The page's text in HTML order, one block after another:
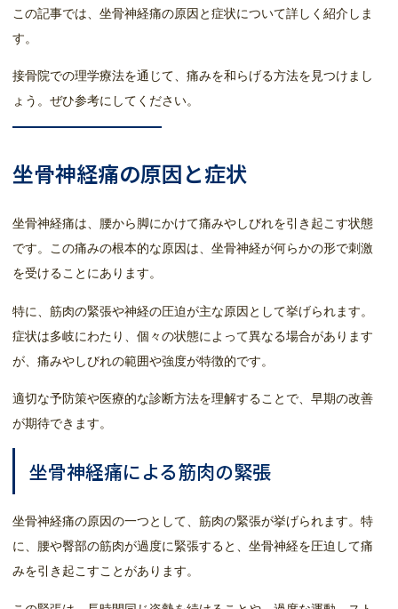
この記事では、坐骨神経痛の原因と症状について詳しく紹介しま
す。
接骨院での理学療法を通じて、痛みを和らげる方法を見つけまし
ょう。ぜひ参考にしてください。
坐骨神経痛の原因と症状
坐骨神経痛は、腰から脚にかけて痛みやしびれを引き起こす状態
です。この痛みの根本的な原因は、坐骨神経が何らかの形で刺激
を受けることにあります。
特に、筋肉の緊張や神経の圧迫が主な原因として挙げられます。
症状は多岐にわたり、個々の状態によって異なる場合があります
が、痛みやしびれの範囲や強度が特徴的です。
適切な予防策や医療的な診断方法を理解することで、早期の改善
が期待できます。
坐骨神経痛による筋肉の緊張
坐骨神経痛の原因の一つとして、筋肉の緊張が挙げられます。特
に、腰や臀部の筋肉が過度に緊張すると、坐骨神経を圧迫して痛
みを引き起こすことがあります。